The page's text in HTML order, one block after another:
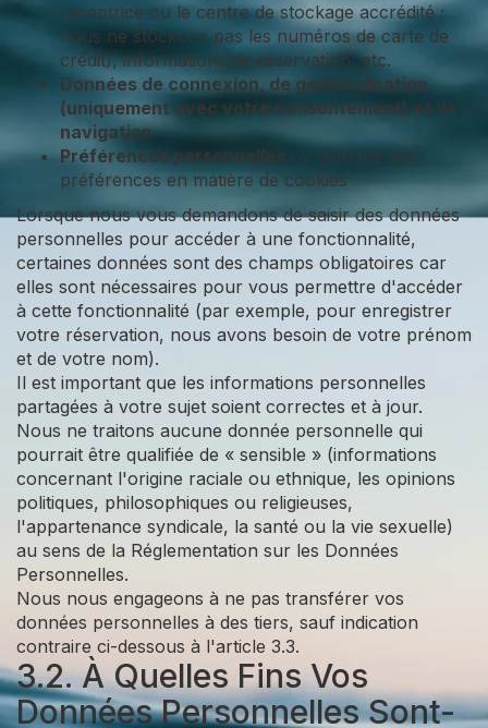
réceptrice ou le centre de stockage accrédité ;
nous ne stockons pas les numéros de carte de
crédit), informations de réservation, etc.
Données de connexion, de géolocalisation
(uniquement avec votre consentement) et de
navigation
Préférences personnelles : y compris vos
préférences en matière de cookies
Lorsque nous vous demandons de saisir des données
personnelles pour accéder à une fonctionnalité,
certaines données sont des champs obligatoires car
elles sont nécessaires pour vous permettre d'accéder
à cette fonctionnalité (par exemple, pour enregistrer
votre réservation, nous avons besoin de votre prénom
et de votre nom).
Il est important que les informations personnelles
partagées à votre sujet soient correctes et à jour.
Nous ne traitons aucune donnée personnelle qui
pourrait être qualifiée de « sensible » (informations
concernant l'origine raciale ou ethnique, les opinions
politiques, philosophiques ou religieuses,
l'appartenance syndicale, la santé ou la vie sexuelle)
au sens de la Réglementation sur les Données
Personnelles.
Nous nous engageons à ne pas transférer vos
données personnelles à des tiers, sauf indication
contraire ci-dessous à l'article 3.3.
3.2. À Quelles Fins Vos
Données Personnelles Sont-